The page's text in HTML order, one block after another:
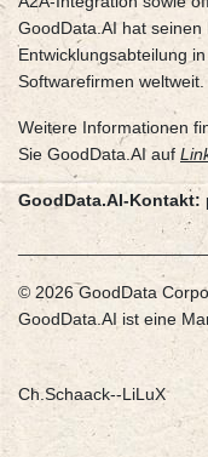
GoodData.AI hat
Entwicklungsabteilung
Softwarefirmen weltweit.
Weitere Informationen
Sie GoodData.AI auf
GoodData.AI-Kontakt:
© 2026 GoodData
GoodData.AI ist eine
Ch.Schaack--LiLuX